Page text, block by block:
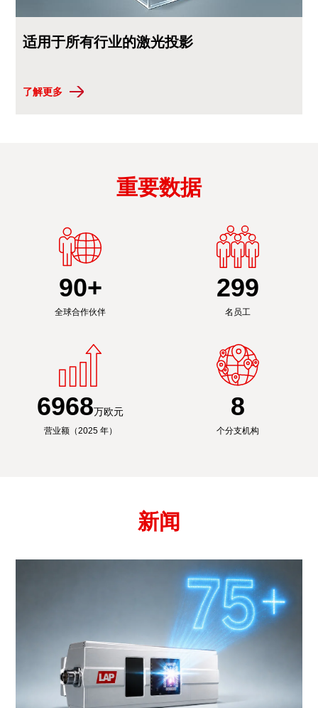
适用于所有行业的激光投影
了解更多
重要数据
90+
全球合作伙伴
300
名员工
6991万欧元
营业额（2025 年）
8
个分支机构
新闻